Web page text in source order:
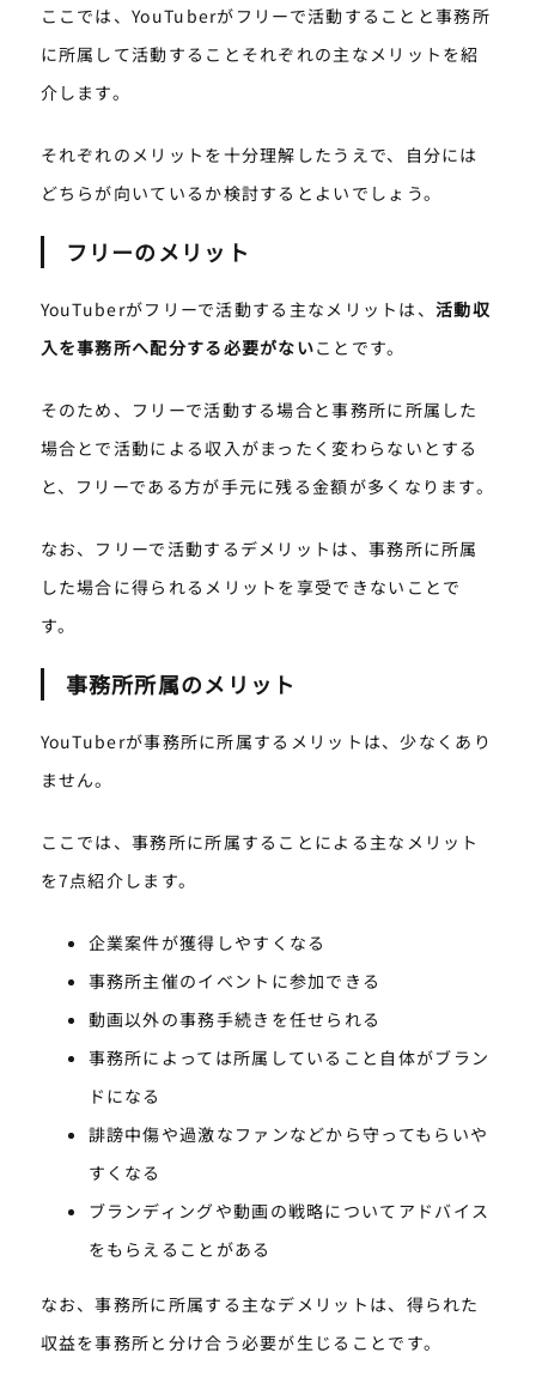
ここでは、YouTuberがフリーで活動することと事務所
に所属して活動することそれぞれの主なメリットを紹
介します。
それぞれのメリットを十分理解したうえで、自分には
どちらが向いているか検討するとよいでしょう。
フリーのメリット
YouTuberがフリーで活動する主なメリットは、活動収
入を事務所へ配分する必要がないことです。
そのため、フリーで活動する場合と事務所に所属した
場合とで活動による収入がまったく変わらないとする
と、フリーである方が手元に残る金額が多くなります。
なお、フリーで活動するデメリットは、事務所に所属
した場合に得られるメリットを享受できないことで
す。
事務所所属のメリット
YouTuberが事務所に所属するメリットは、少なくあり
ません。
ここでは、事務所に所属することによる主なメリット
を7点紹介します。
企業案件が獲得しやすくなる
事務所主催のイベントに参加できる
動画以外の事務手続きを任せられる
事務所によっては所属していること自体がブラン
ドになる
誹謗中傷や過激なファンなどから守ってもらいや
すくなる
ブランディングや動画の戦略についてアドバイス
をもらえることがある
なお、事務所に所属する主なデメリットは、得られた
収益を事務所と分け合う必要が生じることです。